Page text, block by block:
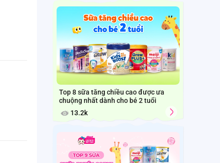
Top 8 sữa tăng chiều cao được ưa
chuộng nhất dành cho bé 2 tuổi
13.2k